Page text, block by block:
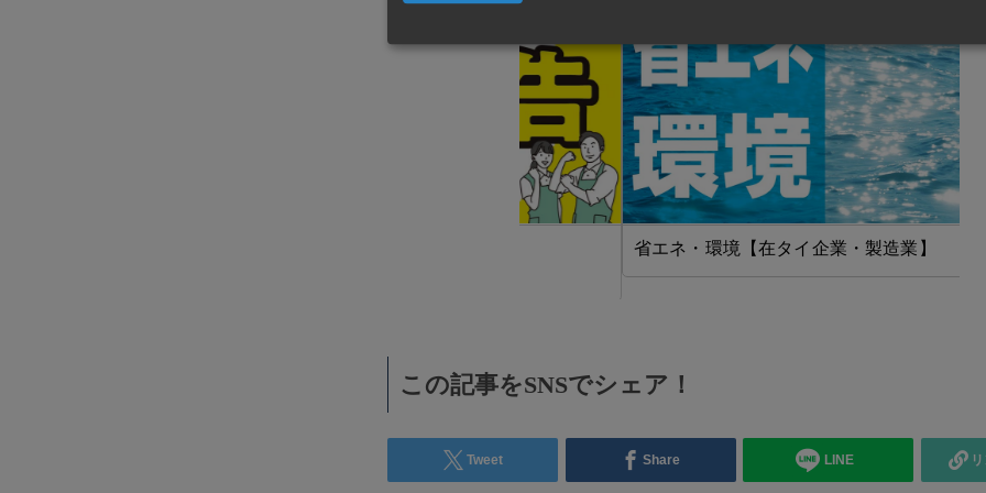
省エネ・環境【在タイ企業・製造業】
この記事をSNSでシェア！
Tweet Share LINE